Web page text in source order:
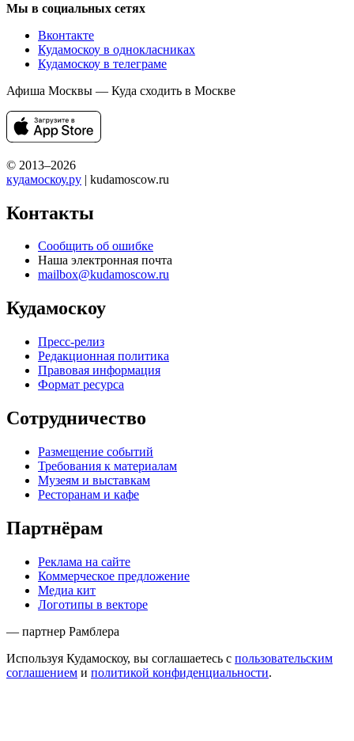
Мы в социальных сетях
Вконтакте
Кудамоскоу в однокласниках
Кудамоскоу в телеграме
Афиша Москвы — Куда сходить в Москве
© 2013–2026
кудамоскоу.ру | kudamoscow.ru
Контакты
Сообщить об ошибке
Наша электронная почта
mailbox@kudamoscow.ru
Кудамоскоу
Пресс-релиз
Редакционная политика
Правовая информация
Формат ресурса
Сотрудничество
Размещение событий
Требования к материалам
Музеям и выставкам
Ресторанам и кафе
Партнёрам
Реклама на сайте
Коммерческое предложение
Медиа кит
Логотипы в векторе
— партнер Рамблера
Используя Кудамоскоу, вы соглашаетесь с пользовательским
соглашением и политикой конфиденциальности.